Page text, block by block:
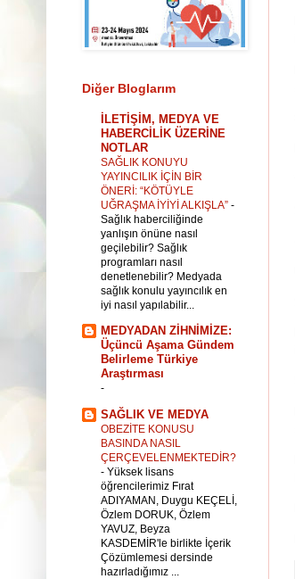
Diğer Bloglarım
İLETİŞİM, MEDYA VE
HABERCİLİK ÜZERİNE
NOTLAR
SAĞLIK KONUYU
YAYINCILIK İÇİN BİR
ÖNERİ: “KÖTÜYLE
UĞRAŞMA İYİYİ ALKIŞLA” -
Sağlık haberciliğinde
yanlışın önüne nasıl
geçilebilir? Sağlık
programları nasıl
denetlenebilir? Medyada
sağlık konulu yayıncılık en
iyi nasıl yapılabilir...
MEDYADAN ZİHNİMİZE:
Üçüncü Aşama Gündem
Belirleme Türkiye
Araştırması
-
SAĞLIK VE MEDYA
OBEZİTE KONUSU
BASINDA NASIL
ÇERÇEVELENMEKTEDİR?
- Yüksek lisans
öğrencilerimiz Fırat
ADIYAMAN, Duygu KEÇELİ,
Özlem DORUK, Özlem
YAVUZ, Beyza
KASDEMİR'le birlikte İçerik
Çözümlemesi dersinde
hazırladığımız ...